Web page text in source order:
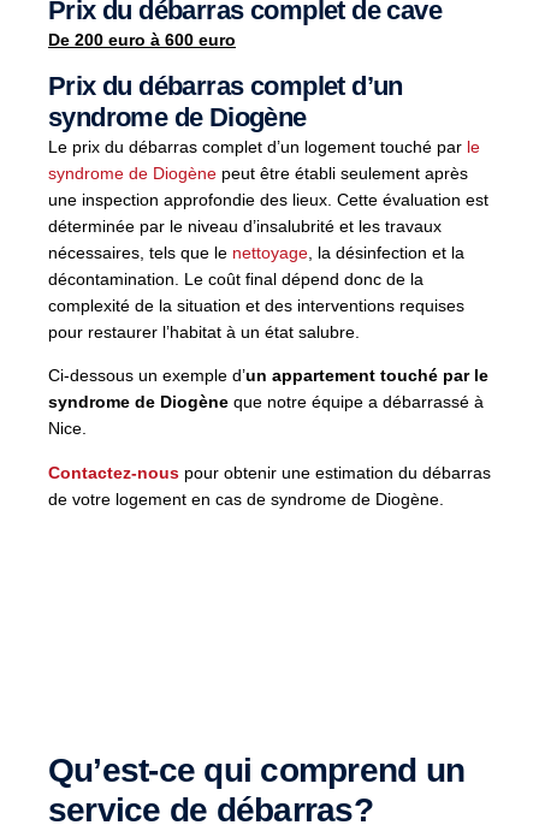
Prix du débarras complet de cave
De 200 euro à 600 euro
Prix du débarras complet d’un
syndrome de Diogène
Le prix du débarras complet d’un logement touché par le
syndrome de Diogène peut être établi seulement après
une inspection approfondie des lieux. Cette évaluation est
déterminée par le niveau d’insalubrité et les travaux
nécessaires, tels que le nettoyage , la désinfection et la
décontamination. Le coût final dépend donc de la
complexité de la situation et des interventions requises
pour restaurer l’habitat à un état salubre.
Ci-dessous un exemple d’un appartement touché par le
syndrome de Diogène que notre équipe a débarrassé à
Nice.
Contactez-nous pour obtenir une estimation du débarras
de votre logement en cas de syndrome de Diogène.
Qu’est-ce qui comprend un
service de débarras?